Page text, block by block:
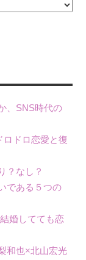
、SNS時代の
ロドロ恋愛と復
？なし？
である５つの
婚してても恋
和也×北山宏光